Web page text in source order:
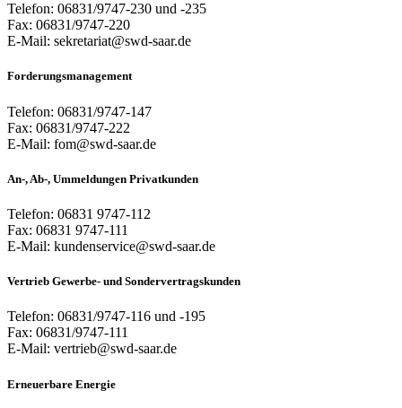
Telefon: 06831/9747-230 und -235
Fax: 06831/9747-220
E-Mail: sekretariat@swd-saar.de
Forderungsmanagement
Telefon: 06831/9747-147
Fax: 06831/9747-222
E-Mail: fom@swd-saar.de
An-, Ab-, Ummeldungen Privatkunden
Telefon: 06831 9747-112
Fax: 06831 9747-111
E-Mail: kundenservice@swd-saar.de
Vertrieb Gewerbe- und Sondervertragskunden
Telefon: 06831/9747-116 und -195
Fax: 06831/9747-111
E-Mail: vertrieb@swd-saar.de
Erneuerbare Energie